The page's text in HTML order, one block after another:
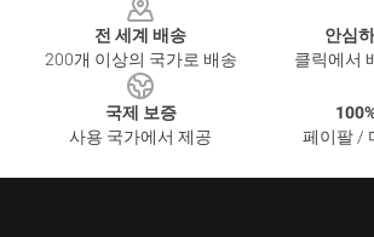
전 세계 배송
200개 이상의 국가로 배송
안심
클릭에서
국제 보증
사용 국가에서 제공
페이팔 /